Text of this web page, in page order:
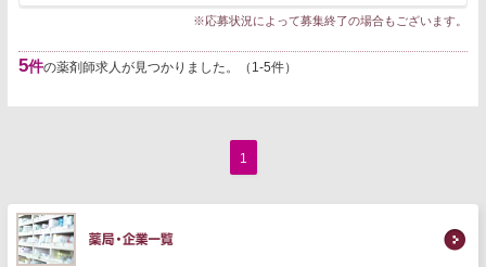
※応募状況によって募集終了の場合もございます。
5件の薬剤師求人が見つかりました。（1-5件）
1